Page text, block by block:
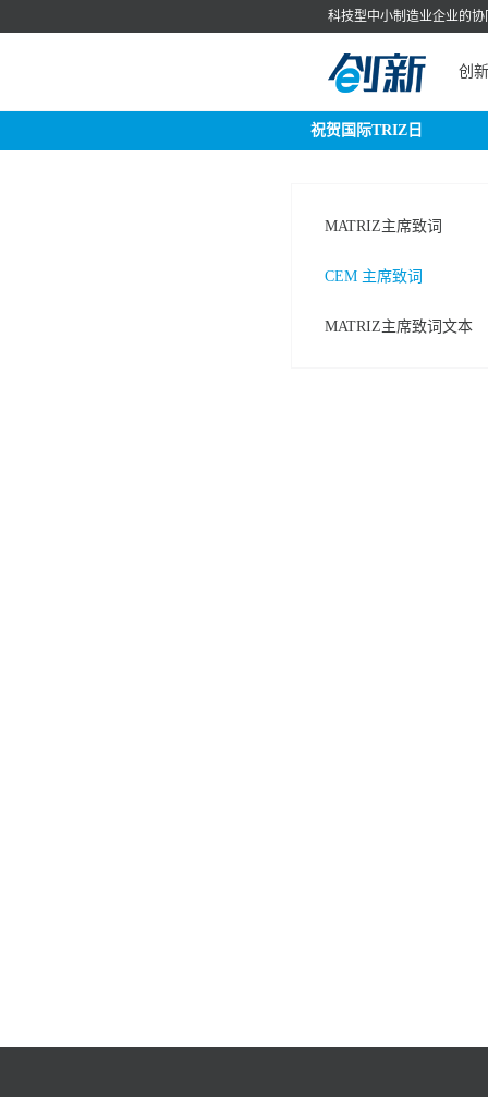
科技型中小制造业企业的
创
祝贺国际TRIZ日
MATRIZ主席致词
CEM 主席致词
MATRIZ主席致词文本